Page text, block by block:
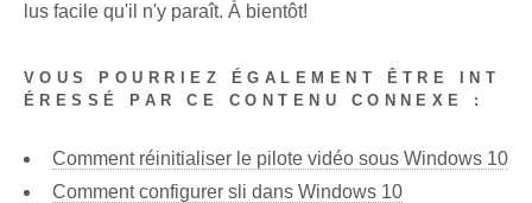
lus facile qu'il n'y paraît. À bientôt!
VOUS POURRIEZ ÉGALEMENT ÊTRE INT
ÉRESSÉ PAR CE CONTENU CONNEXE :
Comment réinitialiser le pilote vidéo sous Windows 10
Comment configurer sli dans Windows 10